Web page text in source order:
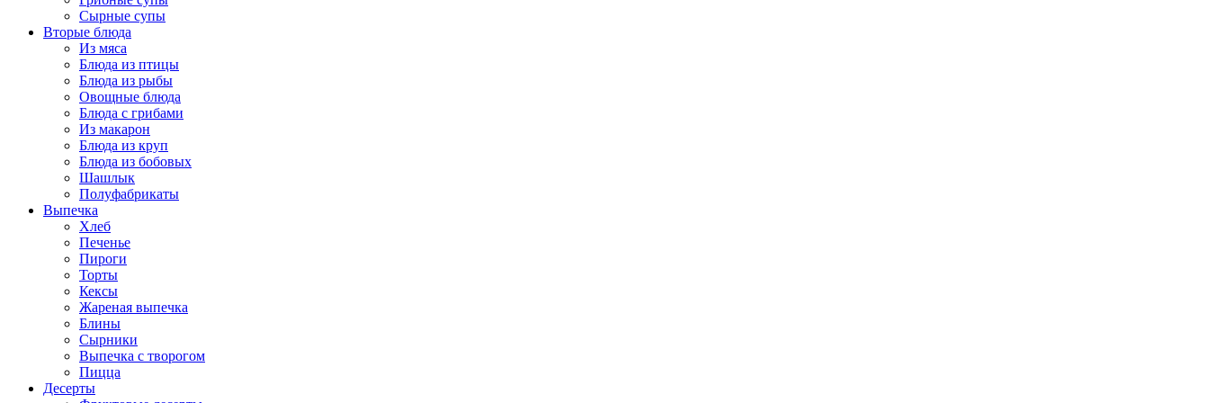
Сырные супы
Вторые блюда
Из мяса
Блюда из птицы
Блюда из рыбы
Овощные блюда
Блюда с грибами
Из макарон
Блюда из круп
Блюда из бобовых
Шашлык
Полуфабрикаты
Выпечка
Хлеб
Печенье
Пироги
Торты
Кексы
Жареная выпечка
Блины
Сырники
Выпечка с творогом
Пицца
Десерты